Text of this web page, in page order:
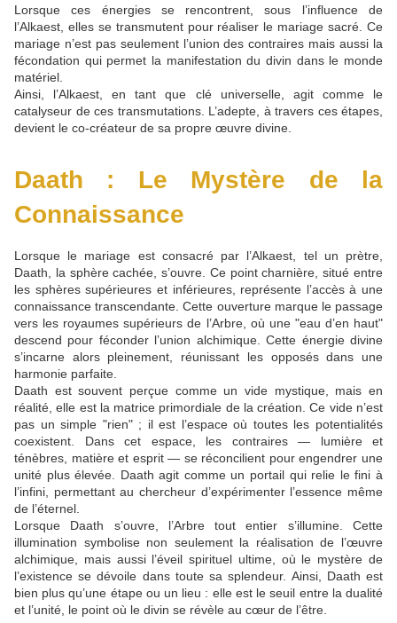
Lorsque ces énergies se rencontrent, sous l’influence de
l’Alkaest, elles se transmutent pour réaliser le mariage sacré. Ce
mariage n’est pas seulement l’union des contraires mais aussi la
fécondation qui permet la manifestation du divin dans le monde
matériel.
Ainsi, l’Alkaest, en tant que clé universelle, agit comme le
catalyseur de ces transmutations. L’adepte, à travers ces étapes,
devient le co-créateur de sa propre œuvre divine.
Daath : Le Mystère de la
Connaissance
Lorsque le mariage est consacré par l’Alkaest, tel un prètre,
Daath, la sphère cachée, s’ouvre. Ce point charnière, situé entre
les sphères supérieures et inférieures, représente l’accès à une
connaissance transcendante. Cette ouverture marque le passage
vers les royaumes supérieurs de l’Arbre, où une "eau d’en haut"
descend pour féconder l’union alchimique. Cette énergie divine
s’incarne alors pleinement, réunissant les opposés dans une
harmonie parfaite.
Daath est souvent perçue comme un vide mystique, mais en
réalité, elle est la matrice primordiale de la création. Ce vide n’est
pas un simple "rien" ; il est l’espace où toutes les potentialités
coexistent. Dans cet espace, les contraires — lumière et
ténèbres, matière et esprit — se réconcilient pour engendrer une
unité plus élevée. Daath agit comme un portail qui relie le fini à
l’infini, permettant au chercheur d’expérimenter l’essence même
de l’éternel.
Lorsque Daath s’ouvre, l’Arbre tout entier s’illumine. Cette
illumination symbolise non seulement la réalisation de l’œuvre
alchimique, mais aussi l’éveil spirituel ultime, où le mystère de
l’existence se dévoile dans toute sa splendeur. Ainsi, Daath est
bien plus qu’une étape ou un lieu : elle est le seuil entre la dualité
et l’unité, le point où le divin se révèle au cœur de l’être.